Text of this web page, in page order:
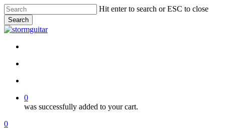
Skip
to
main
content
Hit enter to search or ESC to close
Search
Close
0
was successfully added to your cart.
Menu
search
account
0